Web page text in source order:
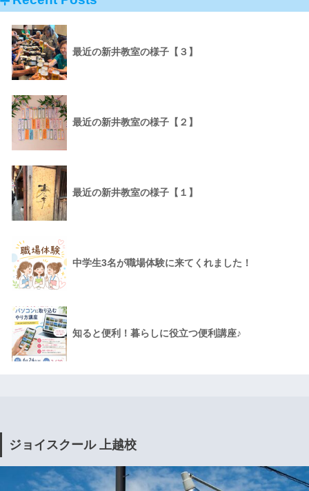
最近の新井教室の様子【３】
最近の新井教室の様子【２】
最近の新井教室の様子【１】
中学生3名が職場体験に来てくれました！
知ると便利！暮らしに役立つ便利講座♪
ジョイスクール 上越校